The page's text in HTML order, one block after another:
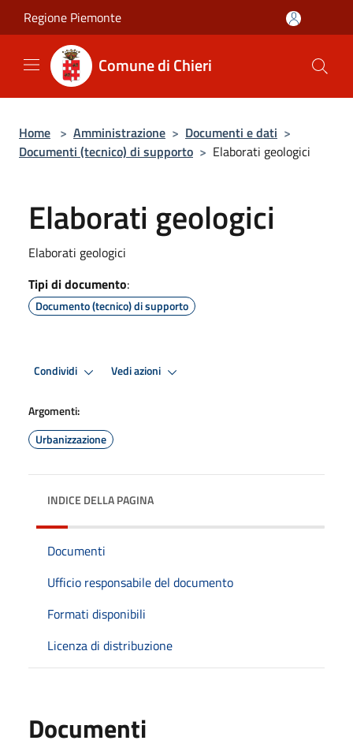
Salta al contenuto principale
Regione Piemonte
Comune di Chieri
Home > Amministrazione > Documenti e dati >
Documenti (tecnico) di supporto > Elaborati geologici
Elaborati geologici
Elaborati geologici
Tipi di documento:
Documento (tecnico) di supporto
Condividi Vedi azioni
Argomenti:
Urbanizzazione
INDICE DELLA PAGINA
Documenti
Ufficio responsabile del documento
Formati disponibili
Licenza di distribuzione
Documenti